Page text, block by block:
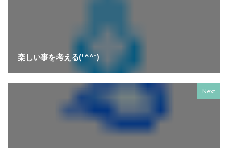
楽しい事を考える(*^^*)
Next